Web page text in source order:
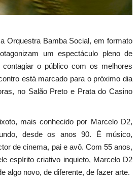
Orquestra Bamba Social, em formato
um espectáculo pleno de
contagiar o público com os melhores
está marcado para o próximo dia
no Salão Preto e Prata do Casino
mais conhecido por Marcelo D2,
desde os anos 90. É músico,
de cinema, pai e avô. Com 55 anos,
espírito criativo inquieto, Marcelo D2
algo novo, de diferente, de fazer arte.